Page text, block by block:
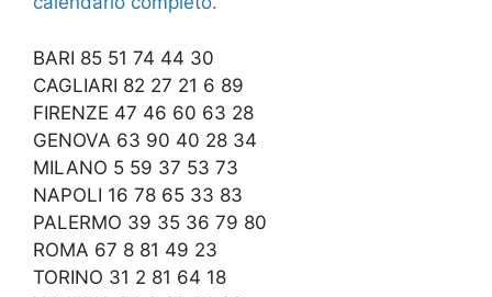
BARI 85 51 74 44 30
CAGLIARI 82 27 21 6 89
FIRENZE 47 46 60 63 28
GENOVA 63 90 40 28 34
MILANO 5 59 37 53 73
NAPOLI 16 78 65 33 83
PALERMO 39 35 36 79 80
ROMA 67 8 81 49 23
TORINO 31 2 81 64 18